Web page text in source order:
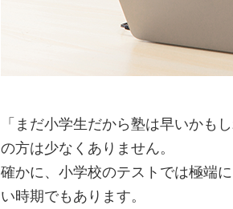
「まだ小学生だから塾は早いかも
の方は少なくありません。
確かに、小学校のテストでは極端
い時期でもあります。